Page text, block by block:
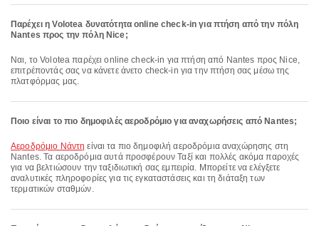
Παρέχει η Volotea δυνατότητα online check-in για πτήση από την πόλη
Nantes προς την πόλη Nice;
Ναι, το Volotea παρέχει online check-in για πτήση από Nantes προς Nice,
επιτρέποντάς σας να κάνετε άνετο check-in για την πτήση σας μέσω της
πλατφόρμας μας.
Ποιο είναι το πιο δημοφιλές αεροδρόμιο για αναχωρήσεις από Nantes;
Αεροδρόμιο Νάντη είναι τα πιο δημοφιλή αεροδρόμια αναχώρησης στη
Nantes. Τα αεροδρόμια αυτά προσφέρουν Ταξί και πολλές ακόμα παροχές
για να βελτιώσουν την ταξιδιωτική σας εμπειρία. Μπορείτε να ελέγξετε
αναλυτικές πληροφορίες για τις εγκαταστάσεις και τη διάταξη των
τερματικών σταθμών.